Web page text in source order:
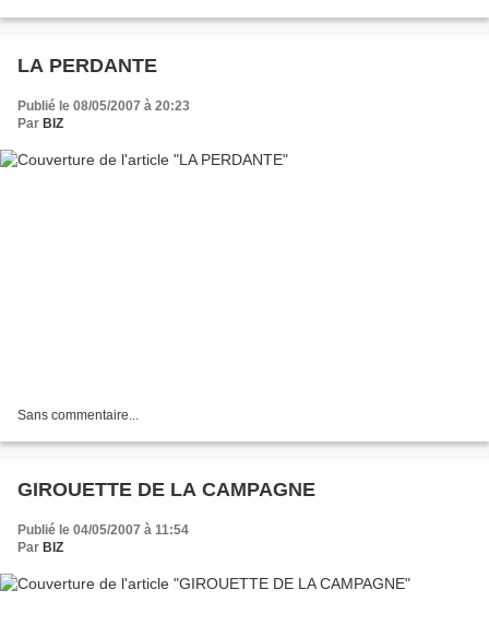
LA PERDANTE
Publié le 08/05/2007 à 20:23
Par BIZ
Sans commentaire...
GIROUETTE DE LA CAMPAGNE
Publié le 04/05/2007 à 11:54
Par BIZ